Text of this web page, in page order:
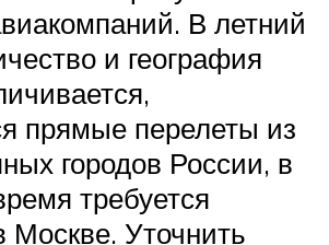
В летний
и география
прямые перелеты из
городов России, в
требуется
Москве. Уточнить